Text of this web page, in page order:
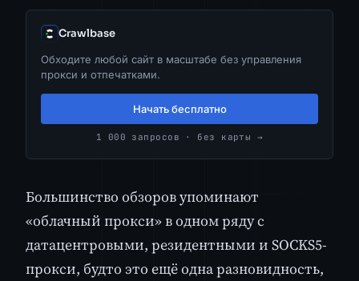
Crawlbase
Обходите любой сайт в масштабе без управления
прокси и отпечатками.
Начать бесплатно
1 000 запросов · без карты →
Большинство обзоров упоминают
«облачный прокси» в одном ряду с
датацентровыми, резидентными и SOCKS5-
прокси, будто это ещё одна разновидность,